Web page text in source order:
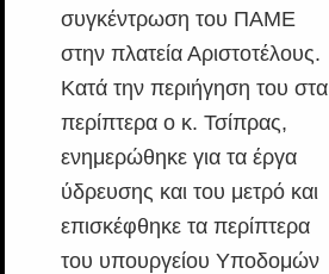
συγκέντρωση του ΠΑΜΕ
στην πλατεία Αριστοτέλους.
Κατά την περιήγηση του στα
περίπτερα ο κ. Τσίπρας,
ενημερώθηκε για τα έργα
ύδρευσης και του μετρό και
επισκέφθηκε τα περίπτερα
του υπουργείου Υποδομών